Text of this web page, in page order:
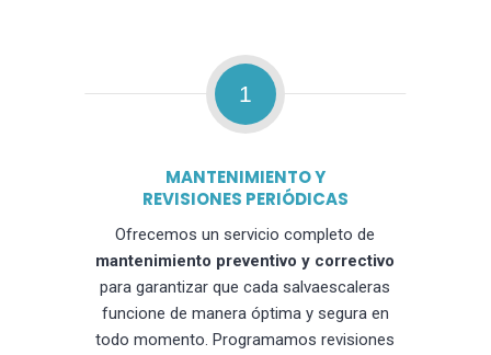
1
MANTENIMIENTO Y
REVISIONES PERIÓDICAS
Ofrecemos un servicio completo de
mantenimiento preventivo y correctivo
para garantizar que cada salvaescaleras
funcione de manera óptima y segura en
todo momento. Programamos revisiones